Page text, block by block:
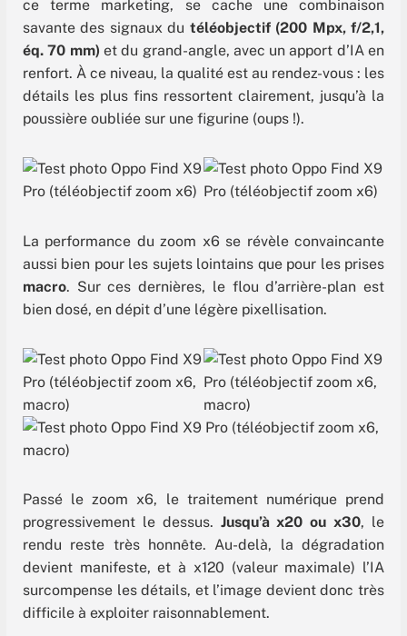
ce terme marketing, se cache une combinaison
savante des signaux du téléobjectif (200 Mpx, f/2,1,
éq. 70 mm) et du grand-angle, avec un apport d’IA en
renfort. À ce niveau, la qualité est au rendez-vous : les
détails les plus fins ressortent clairement, jusqu’à la
poussière oubliée sur une figurine (oups !).
La performance du zoom x6 se révèle convaincante
aussi bien pour les sujets lointains que pour les prises
macro. Sur ces dernières, le flou d’arrière-plan est
bien dosé, en dépit d’une légère pixellisation.
Passé le zoom x6, le traitement numérique prend
progressivement le dessus. Jusqu’à x20 ou x30, le
rendu reste très honnête. Au-delà, la dégradation
devient manifeste, et à x120 (valeur maximale) l’IA
surcompense les détails, et l’image devient donc très
difficile à exploiter raisonnablement.